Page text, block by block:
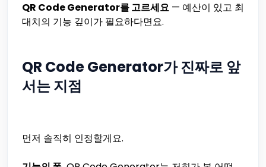
QR Code Generator를 고르세요 — 예산이 있고 최
대치의 기능 깊이가 필요하다면요.
QR Code Generator가 진짜로 앞
서는 지점
먼저 솔직히 인정할게요.